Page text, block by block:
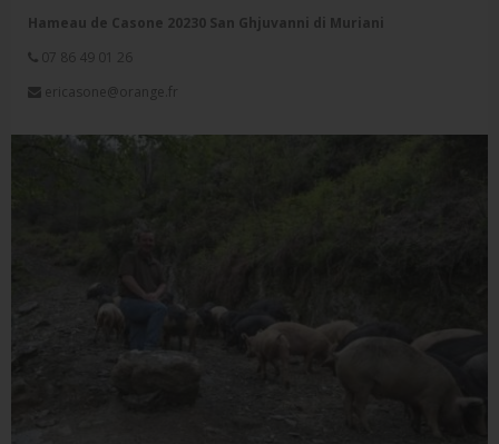
Hameau de Casone 20230 San Ghjuvanni di Muriani
07 86 49 01 26
ericasone@orange.fr